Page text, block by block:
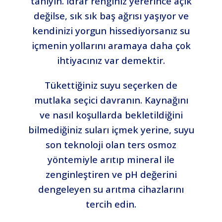
değilse, sık sık baş ağrısı yaşıyor ve
kendinizi yorgun hissediyorsanız su
içmenin yollarını aramaya daha çok
ihtiyacınız var demektir.
Tükettiğiniz suyu seçerken de
mutlaka seçici davranın. Kaynağını
ve nasıl koşullarda bekletildiğini
bilmediğiniz suları içmek yerine, suyu
son teknoloji olan ters osmoz
yöntemiyle arıtıp mineral ile
zenginleştiren ve pH değerini
dengeleyen su arıtma cihazlarını
tercih edin.